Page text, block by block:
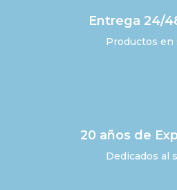
Entrega 24/
Productos en
20 años de
Dedicados al